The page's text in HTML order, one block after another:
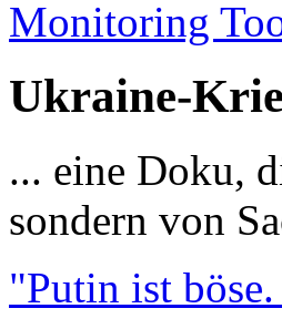
Ukraine-
... eine Doku,
sondern von
"Putin ist